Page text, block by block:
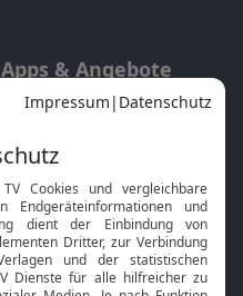
Apps & Angebote
Mobile App
Smart TV
HbbTV
Bibelthek Online-Bibel
Nächster Gottesdienst